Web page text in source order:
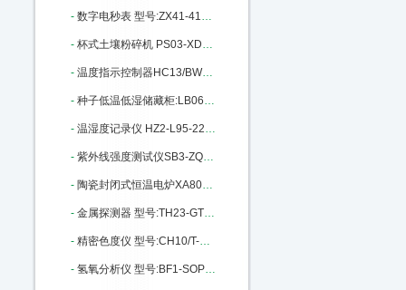
- 数字电秒表 型号:ZX41-415库号：M392353
- 杯式土壤粉碎机 PS03-XDB050303 M394553
- 温度指示控制器HC13/BWY-805TH M401763
- 种子低温低湿储藏柜:LB06-DWS-300 M404340
- 温湿度记录仪 HZ2-L95-22库号：M405632
- 紫外线强度测试仪SB3-ZQJ-254库号：M5476
- 陶瓷封闭式恒温电炉XA80-10库号：M15864
- 金属探测器 型号:TH23-GTL115库号：M136950
- 精密色度仪 型号:CH10/T-50库号：M206867
- 氢氧分析仪 型号:BF1-SOP库号：M312798